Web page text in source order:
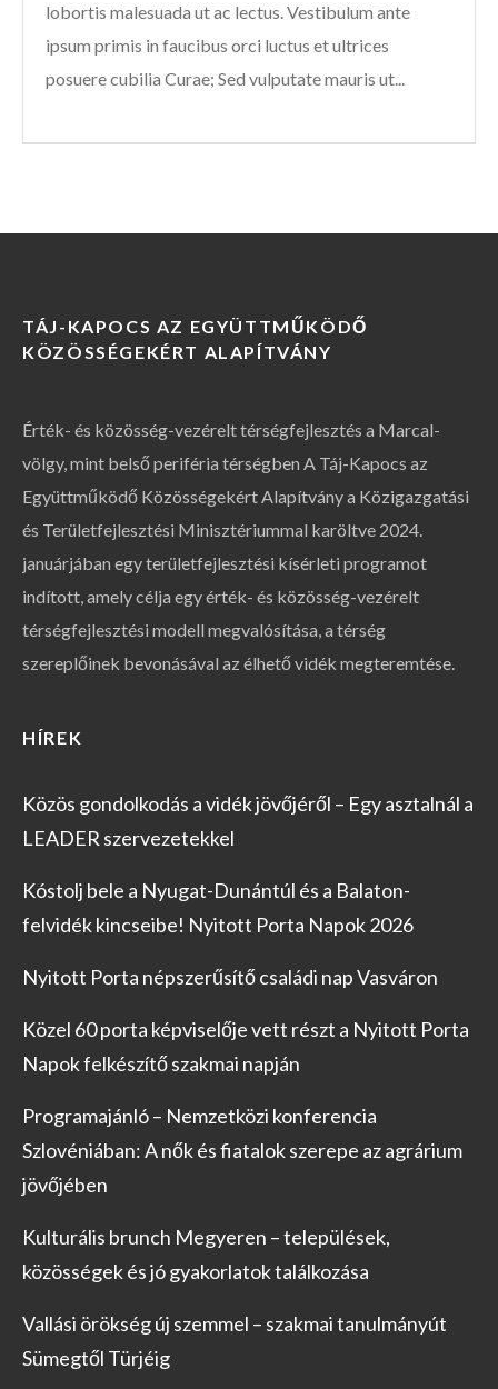
lobortis malesuada ut ac lectus. Vestibulum ante
ipsum primis in faucibus orci luctus et ultrices
posuere cubilia Curae; Sed vulputate mauris ut...
TÁJ-KAPOCS AZ EGYÜTTMŰKÖDŐ
KÖZÖSSÉGEKÉRT ALAPÍTVÁNY
Érték- és közösség-vezérelt térségfejlesztés a Marcal-
völgy, mint belső periféria térségben A Táj-Kapocs az
Együttműködő Közösségekért Alapítvány a Közigazgatási
és Területfejlesztési Minisztériummal karöltve 2024.
januárjában egy területfejlesztési kísérleti programot
indított, amely célja egy érték- és közösség-vezérelt
térségfejlesztési modell megvalósítása, a térség
szereplőinek bevonásával az élhető vidék megteremtése.
HÍREK
Közös gondolkodás a vidék jövőjéről – Egy asztalnál a
LEADER szervezetekkel
Kóstolj bele a Nyugat-Dunántúl és a Balaton-
felvidék kincseibe! Nyitott Porta Napok 2026
Nyitott Porta népszerűsítő családi nap Vasváron
Közel 60 porta képviselője vett részt a Nyitott Porta
Napok felkészítő szakmai napján
Programajánló – Nemzetközi konferencia
Szlovéniában: A nők és fiatalok szerepe az agrárium
jövőjében
Kulturális brunch Megyeren – települések,
közösségek és jó gyakorlatok találkozása
Vallási örökség új szemmel – szakmai tanulmányút
Sümegtől Türjéig